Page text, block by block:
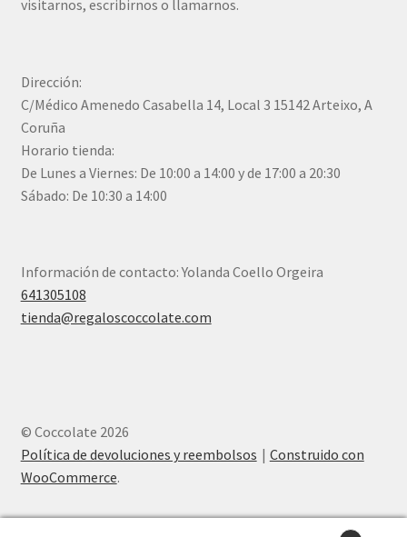
visitarnos, escribirnos o llamarnos.
Dirección:
C/Médico Amenedo Casabella 14, Local 3 15142 Arteixo, A
Coruña
Horario tienda:
De Lunes a Viernes: De 10:00 a 14:00 y de 17:00 a 20:30
Sábado: De 10:30 a 14:00
Información de contacto: Yolanda Coello Orgeira
641305108
tienda@regaloscoccolate.com
© Coccolate 2026
Política de devoluciones y reembolsos
Construido con
WooCommerce.